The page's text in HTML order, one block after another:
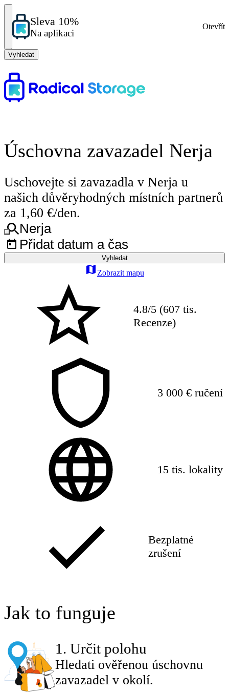
Sleva 10%
Na aplikaci
Otevřít
Vyhledat
Úschovna zavazadel Nerja
Uschovejte si zavazadla v Nerja u
našich důvěryhodných místních partnerů
za 1,60 €/den.
Nerja
Přidat datum a čas
Vyhledat
Zobrazit mapu
4.8/5 (607 tis.
Recenze)
3 000 € ručení
15 tis. lokality
Bezplatné
zrušení
Jak to funguje
1 . Určit polohu
Hledati ověřenou úschovnu
zavazadel v okolí.